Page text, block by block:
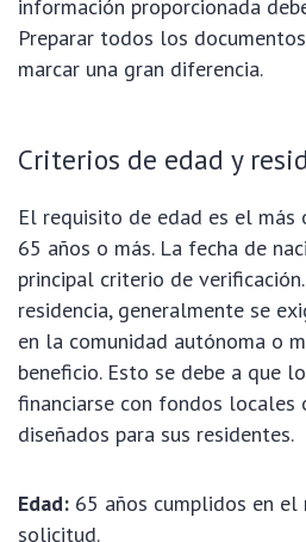
información proporcionada
Preparar todos los
marcar una gran diferencia.
Criterios de edad y
El requisito de edad es el más
65 años o más. La fecha de
principal criterio de
residencia, generalmente se
en la comunidad autónoma o
beneficio. Esto se debe a que
financiarse con fondos locales
diseñados para sus residentes.
Edad: 65 años cumplidos en
solicitud.